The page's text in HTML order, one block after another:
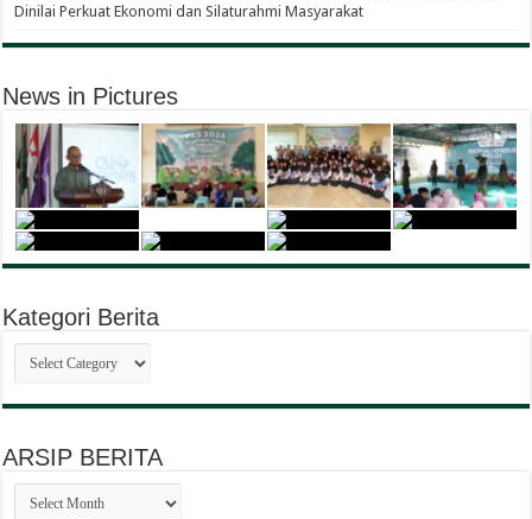
Dinilai Perkuat Ekonomi dan Silaturahmi Masyarakat
News in Pictures
Kategori Berita
Kategori
Berita
ARSIP BERITA
ARSIP
BERITA